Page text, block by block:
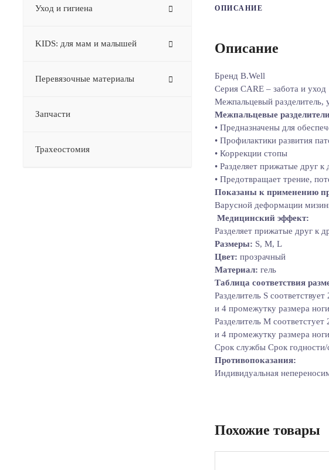
ОПИСАНИЕ
Описание
Бренд B.Well
Серия CARE – забота и уход
Межпальцевый разделитель,
Межпальцевые
• Предназначены для
• Профилактики развития
• Коррекции стопы
• Разделяет прижатые друг к
• Предотвращает трение,
Показаны к применению
Варусной деформации
Медицинский эффект:
Разделяет прижатые друг к
Размеры: S, M, L
Цвет: прозрачный
Материал: гель
Таблица соответствия
Разделитель S
и 4 промежутку размера
Разделитель М
и 4 промежутку размера
Срок службы Срок годности/
Противопоказания:
Индивидуальная
Похожие товары
Уход и гигиена
KIDS: для мам и малышей
Перевязочные материалы
Запчасти
Трахеостомия